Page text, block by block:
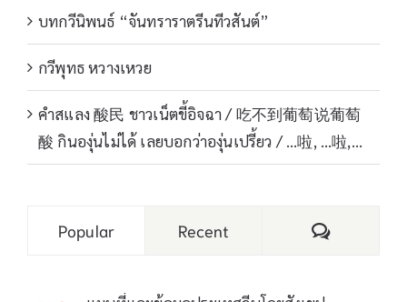
บทกวีนิพนธ์ “จันทราราตรีนทีวสันต์”
กวีพุทธ หวางเหวย
คำสแลง 酸民 ชาวเน็ตขี้อิจฉา / 吃不到葡萄说葡萄
酸 กินองุ่นไม่ได้ เลยบอกว่าองุ่นเปรี้ยว / …啦, …啦,…
Popular Recent Comments